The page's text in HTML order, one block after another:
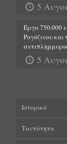
5
Έργο 750.000
Ρογόζινου
5
Ιστορικό
Ταυτότητα